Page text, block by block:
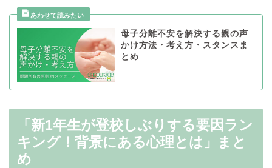
母子分離不安を解決する親の声
かけ方法・考え方・スタンスま
とめ
「新1年生が登校しぶりする要因ラン
キング！背景にある心理とは」まと
め